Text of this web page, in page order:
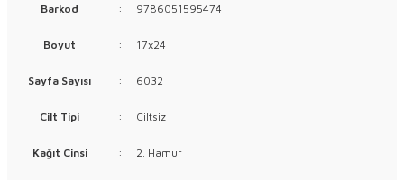
Barkod : 9786051595474
Boyut : 17x24
Sayfa Sayısı : 6032
Cilt Tipi : Ciltsiz
Kağıt Cinsi : 2. Hamur